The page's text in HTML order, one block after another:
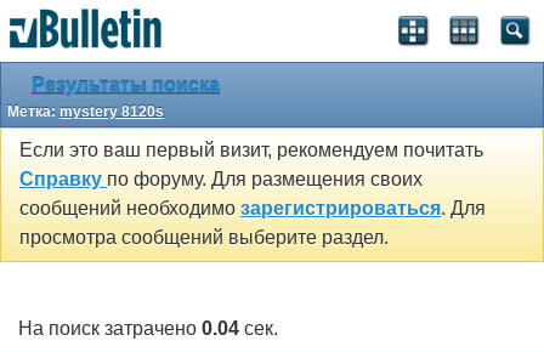
Результаты поиска
Метка: mystery 8120s
Если это ваш первый визит, рекомендуем почитать
Справку по форуму. Для размещения своих
сообщений необходимо зарегистрироваться. Для
просмотра сообщений выберите раздел.
На поиск затрачено 0.04 сек.